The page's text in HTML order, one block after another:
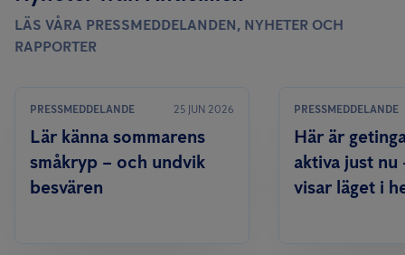
LÄS VÅRA PRESSMEDDELANDEN, NYHETER OCH
RAPPORTER
PRESSMEDDELANDE 25 JUN 2026
Lär känna sommarens
småkryp – och undvik
besvären
PRESSMEDDELANDE
Här är
aktiva just nu
visar läget i